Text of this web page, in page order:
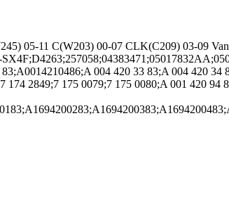
05-11 C(W203) 00-07 CLK(C209) 03-09
004 420 33 83;A 004 420
174 2849;7 175 0079;7 175 0080;A 001 420